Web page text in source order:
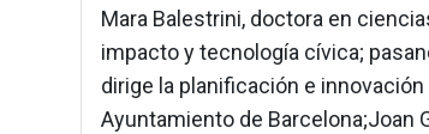
Mara Balestrini, doctora en
impacto y tecnología cívica;
dirige la planificación e
Ayuntamiento de Barcelona;Joan